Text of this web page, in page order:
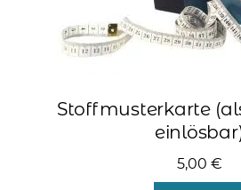
Stoffmusterkarte
5,00 €